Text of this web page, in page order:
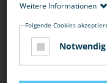
Bei scheinbar
eine
werden. Oft
Weitere Informationen
Folgende Cookies
Notwendig